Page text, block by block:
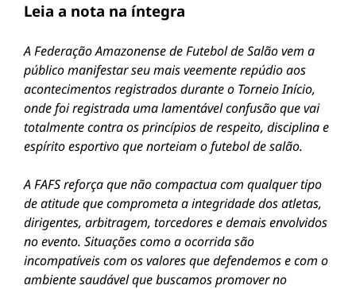
Leia a nota na íntegra
A Federação Amazonense de Futebol de Salão vem a
público manifestar seu mais veemente repúdio aos
acontecimentos registrados durante o Torneio Início,
onde foi registrada uma lamentável confusão que vai
totalmente contra os princípios de respeito, disciplina e
espírito esportivo que norteiam o futebol de salão.
A FAFS reforça que não compactua com qualquer tipo
de atitude que comprometa a integridade dos atletas,
dirigentes, arbitragem, torcedores e demais envolvidos
no evento. Situações como a ocorrida são
incompatíveis com os valores que defendemos e com o
ambiente saudável que buscamos promover no